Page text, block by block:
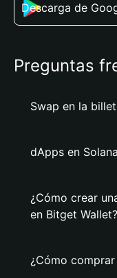
Descarga de
Preguntas
Swap en la
dApps en Solana
¿Cómo crear
en Bitget Wallet?
¿Cómo